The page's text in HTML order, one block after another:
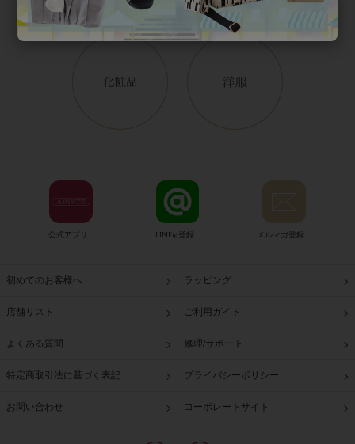
公式アプリ LINE@登録 メルマガ登録
初めてのお客様へ ラッピング
店舗リスト ご利用ガイド
よくある質問 修理/サポート
特定商取引法に基づく表記 プライバシーポリシー
お問い合わせ コーポレートサイト